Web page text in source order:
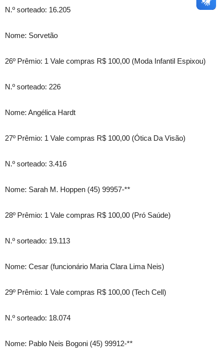
N.º sorteado: 16.205
Nome: Sorvetão
26º Prêmio: 1 Vale compras R$ 100,00 (Moda Infantil Espixou)
N.º sorteado: 226
Nome: Angélica Hardt
27º Prêmio: 1 Vale compras R$ 100,00 (Ótica Da Visão)
N.º sorteado: 3.416
Nome: Sarah M. Hoppen (45) 99957-**
28º Prêmio: 1 Vale compras R$ 100,00 (Pró Saúde)
N.º sorteado: 19.113
Nome: Cesar (funcionário Maria Clara Lima Neis)
29º Prêmio: 1 Vale compras R$ 100,00 (Tech Cell)
N.º sorteado: 18.074
Nome: Pablo Neis Bogoni (45) 99912-**